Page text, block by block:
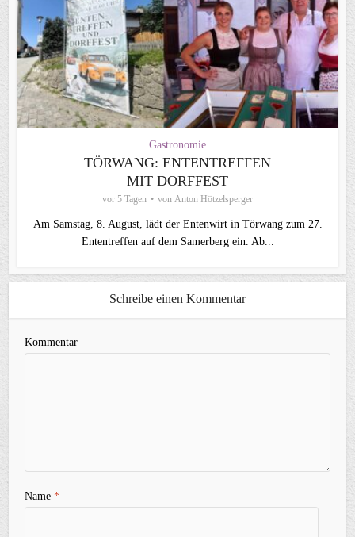
Gastronomie
TÖRWANG: ENTENTREFFEN
MIT DORFFEST
vor 5 Tagen von Anton Hötzelsperger
Am Samstag, 8. August, lädt der Entenwirt in Törwang zum 27.
Ententreffen auf dem Samerberg ein. Ab...
Schreibe einen Kommentar
Kommentar
Name*